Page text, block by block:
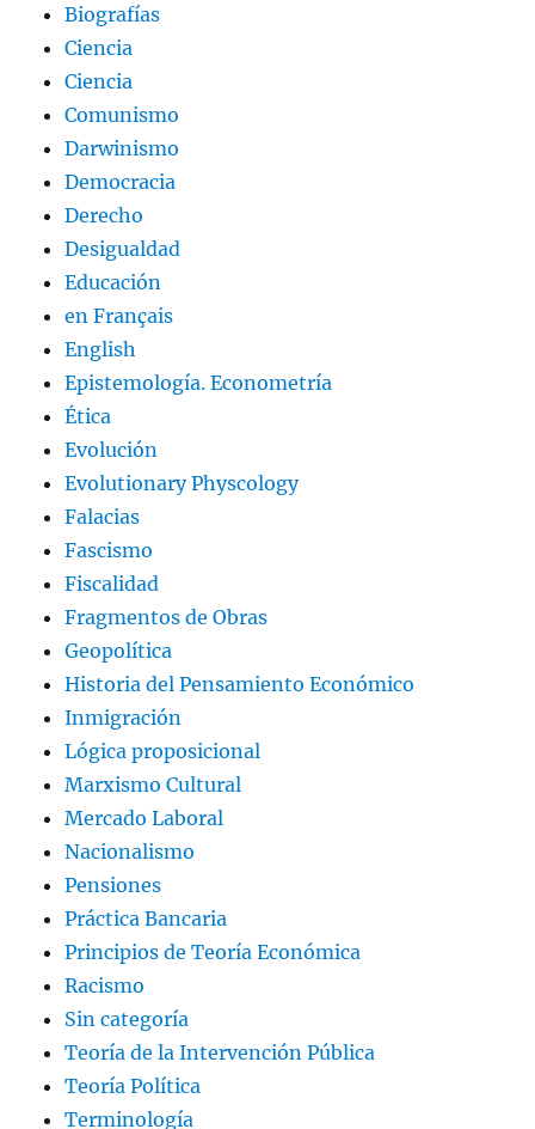
Biografías
Ciencia
Ciencia
Comunismo
Darwinismo
Democracia
Derecho
Desigualdad
Educación
en Français
English
Epistemología. Econometría
Ética
Evolución
Evolutionary Physcology
Falacias
Fascismo
Fiscalidad
Fragmentos de Obras
Geopolítica
Historia del Pensamiento Económico
Inmigración
Lógica proposicional
Marxismo Cultural
Mercado Laboral
Nacionalismo
Pensiones
Práctica Bancaria
Principios de Teoría Económica
Racismo
Sin categoría
Teoría de la Intervención Pública
Teoría Política
Terminología